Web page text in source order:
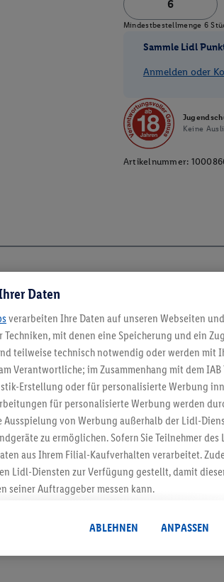
Mindestbestellmenge 6
Sammle Lidl
Anmelden oder
Keine
Artikelnummer:
5.95 € Versand
Jetzt zum Newsletter anmelden
Gutschein sichern!
Daten
verarbeiten Ihre Daten auf unseren Webseiten
mit denen eine Speicherung und ein
teilweise technisch notwendig oder werden mit
Verantwortliche; im Zusammenhang mit dem IAB
Erstellung oder für personalisierte Werbung
für personalisierte Werbung werden
von Werbung außerhalb der Lidl-
zu ermöglichen. Sofern Sie Teilnehmer des
aus Ihrem Filial-Kaufverhalten verarbeitet.
Lidl-Diensten zur Verfügung gestellt, damit
seiner Auftraggeber messen kann.
von Daten (z.B. über Ihre Nutzung der
Ihrem Kundenkonto - z.B. Alter oder
und Lidl-Dienste hinweg einschließlich
ABLEHNEN ANPASSEN